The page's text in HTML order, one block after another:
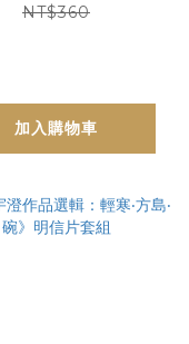
NT$360
加入購物車